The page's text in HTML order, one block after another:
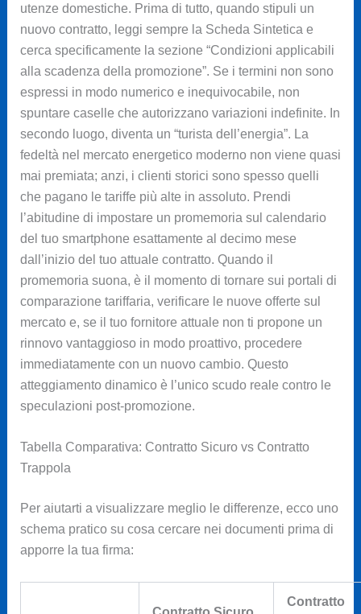
utenze domestiche. Prima di tutto, quando stipuli un
nuovo contratto, leggi sempre la Scheda Sintetica e
cerca specificamente la sezione “Condizioni applicabili
alla scadenza della promozione”. Se i termini non sono
espressi in modo numerico e inequivocabile, non
spuntare caselle che autorizzano variazioni indefinite. In
secondo luogo, diventa un “turista dell’energia”. La
fedeltà nel mercato energetico moderno non viene quasi
mai premiata; anzi, i clienti storici sono spesso quelli
che pagano le tariffe più alte in assoluto. Prendi
l’abitudine di impostare un promemoria sul calendario
del tuo smartphone esattamente al decimo mese
dall’inizio del tuo attuale contratto. Quando il
promemoria suona, è il momento di tornare sui portali di
comparazione tariffaria, verificare le nuove offerte sul
mercato e, se il tuo fornitore attuale non ti propone un
rinnovo vantaggioso in modo proattivo, procedere
immediatamente con un nuovo cambio. Questo
atteggiamento dinamico è l’unico scudo reale contro le
speculazioni post-promozione.
Tabella Comparativa: Contratto Sicuro vs Contratto
Trappola
Per aiutarti a visualizzare meglio le differenze, ecco uno
schema pratico su cosa cercare nei documenti prima di
apporre la tua firma:
Contratto